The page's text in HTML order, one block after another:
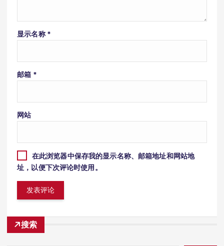
显示名称 *
邮箱 *
网站
在此浏览器中保存我的显示名称、邮箱地址和网站地
址，以便下次评论时使用。
搜索